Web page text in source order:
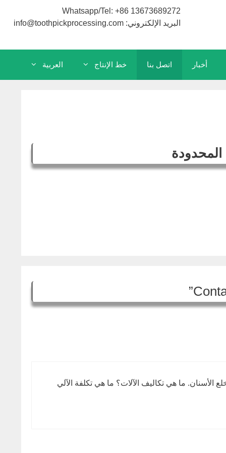
Whatsapp/Tel: +86 13673689272
البريد الإلكتروني: info@toothpickprocessing.com
أخبار اتصل بنا خط الإنتاج العربية
المحدودة
ما هي تكاليف الآلات؟ ما هي تكلفة الآلي